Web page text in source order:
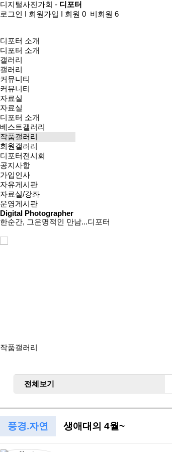
디지털사진가회 - 디포터
로그인 I 회원가입 I 회원 0 비회원 6
디포터 소개
디포터 소개
갤러리
갤러리
커뮤니티
커뮤니티
자료실
자료실
디포터 소개
베스트갤러리
작품갤러리
회원갤러리
디포터전시회
공지사항
가입인사
자유게시판
자료실/강좌
운영게시판
Digital Photographer
한순간, 그운명적인 만남...디포터
작품갤러리
전체보기
생태/동식물
인물
풍경.자연 생애대의 4월~